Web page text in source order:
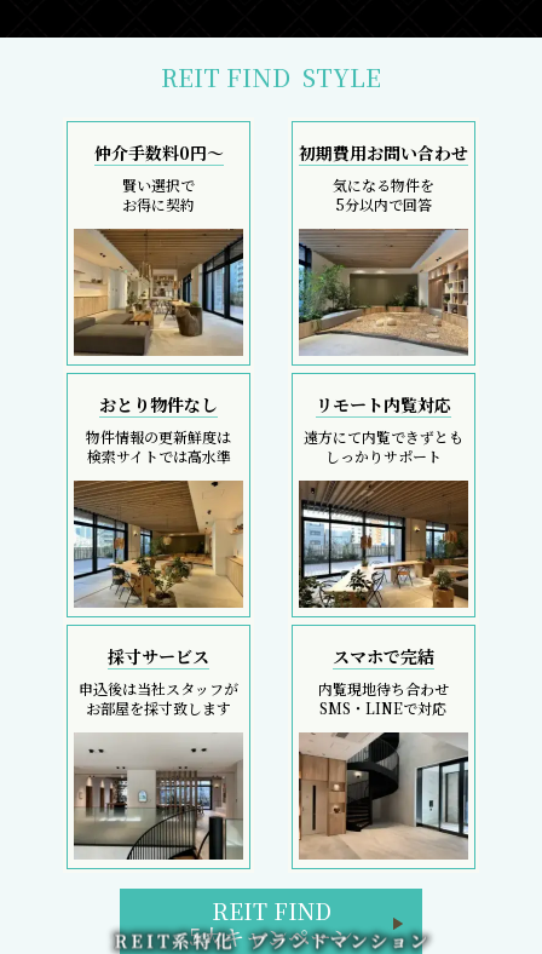
REIT FIND STYLE
仲介手数料0円～
賢い選択で
お得に契約
初期費用お問い合わせ
気になる物件を
5分以内で回答
おとり物件なし
物件情報の更新鮮度は
検索サイトでは高水準
リモート内覧対応
遠方にて内覧できずとも
しっかりサポート
採寸サービス
申込後は当社スタッフが
お部屋を採寸致します
スマホで完結
内覧現地待ち合わせ
SMS・LINEで対応
REIT FIND
5大キャンペーン